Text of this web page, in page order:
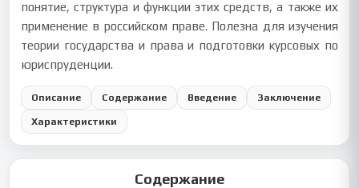
понятие, структура и функции этих средств, а также их
применение в российском праве. Полезна для изучения
теории государства и права и подготовки курсовых по
юриспруденции.
Описание Содержание Введение Заключение
Характеристики
Содержание